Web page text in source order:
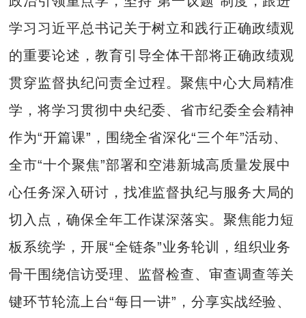
学习习近平总书记关于树立和践行正确政绩观
的重要论述，教育引导全体干部将正确政绩观
贯穿监督执纪问责全过程。聚焦中心大局精准
学，将学习贯彻中央纪委、省市纪委全会精神
作为“开篇课”，围绕全省深化“三个年”活动、
全市“十个聚焦”部署和空港新城高质量发展中
心任务深入研讨，找准监督执纪与服务大局的
切入点，确保全年工作谋深落实。聚焦能力短
板系统学，开展“全链条”业务轮训，组织业务
骨干围绕信访受理、监督检查、审查调查等关
键环节轮流上台“每日一讲”，分享实战经验、